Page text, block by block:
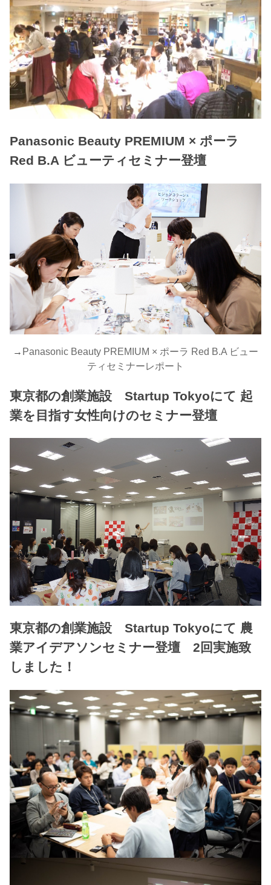
Panasonic Beauty PREMIUM × ポーラ
Red B.A ビューティセミナー登壇
→ Panasonic Beauty PREMIUM × ポーラ Red B.A ビュー
ティセミナーレポート
東京都の創業施設 Startup Tokyoにて 起
業を目指す女性向けのセミナー登壇
東京都の創業施設 Startup Tokyoにて 農
業アイデアソンセミナー登壇 2回実施致
しました！